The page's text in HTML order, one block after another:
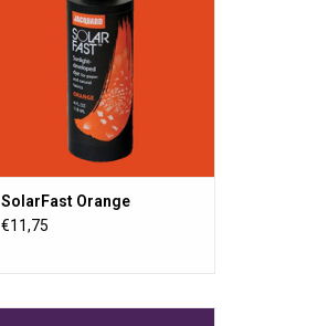
entwickelt. Zur Verwendung auf
Textilien, Holz, Papier usw.
ZUM WARENKORB HINZUFÜGEN
SolarFast Orange
€11,75